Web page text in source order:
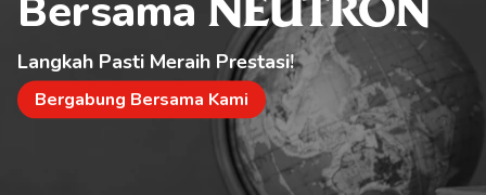
NEUTRON
Langkah Pasti Meraih Prestasi!
Bergabung Bersama Kami